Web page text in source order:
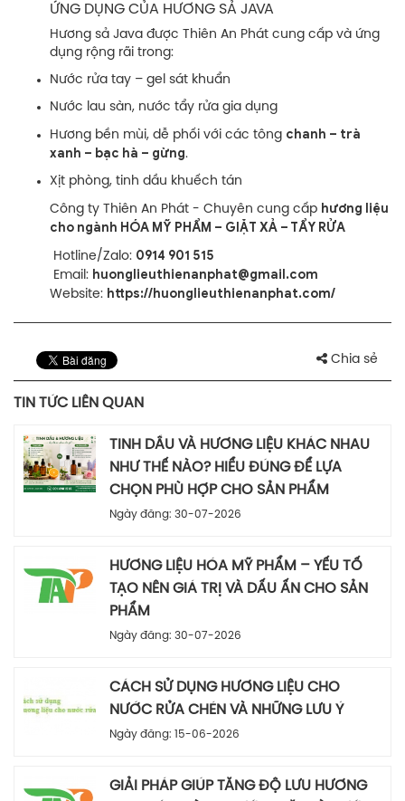
ỨNG DỤNG CỦA HƯƠNG SẢ JAVA
Hương sả Java được Thiên An Phát cung cấp và ứng
dụng rộng rãi trong:
Nước rửa tay – gel sát khuẩn
Nước lau sàn, nước tẩy rửa gia dụng
Hương bền mùi, dễ phối với các tông chanh – trà
xanh – bạc hà – gừng.
Xịt phòng, tinh dầu khuếch tán
Công ty Thiên An Phát - Chuyên cung cấp hương liệu
cho ngành HÓA MỸ PHẨM – GIẶT XẢ – TẨY RỬA
Hotline/Zalo: 0914 901 515
Email: huonglieuthienanphat@gmail.com
Website: https://huonglieuthienanphat.com/
Chia sẻ
TIN TỨC LIÊN QUAN
TINH DẦU VÀ HƯƠNG LIỆU KHÁC NHAU
NHƯ THẾ NÀO? HIỂU ĐÚNG ĐỂ LỰA
CHỌN PHÙ HỢP CHO SẢN PHẨM
Ngày đăng: 30-07-2026
HƯƠNG LIỆU HÓA MỸ PHẨM – YẾU TỐ
TẠO NÊN GIÁ TRỊ VÀ DẤU ẤN CHO SẢN
PHẨM
Ngày đăng: 30-07-2026
CÁCH SỬ DỤNG HƯƠNG LIỆU CHO
NƯỚC RỬA CHÉN VÀ NHỮNG LƯU Ý
Ngày đăng: 15-06-2026
GIẢI PHÁP GIÚP TĂNG ĐỘ LƯU HƯƠNG